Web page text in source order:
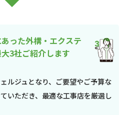
った外構・エクステ
3社ご紹介します
ルジュとなり、ご要望やご予算な
いただき、最適な工事店を厳選し